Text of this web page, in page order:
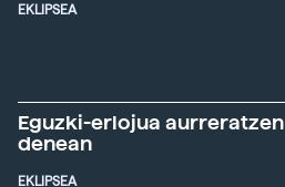
EKLIPSEA
Eguzki-erlojua aurreratzen
denean
EKLIPSEA